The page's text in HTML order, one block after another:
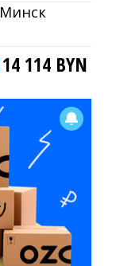
14 114 BYN